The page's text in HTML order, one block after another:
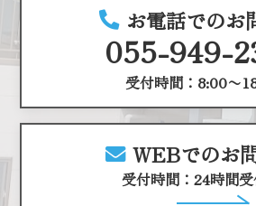
お電話でのお
055-949-
受付時間：8:00〜
WEBでのお
受付時間：24時間